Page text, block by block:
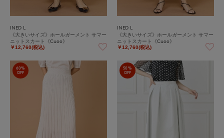
INED L
《大きいサイズ》ホールガーメント サマー
ニットスカート《Cuoo》
￥12,760(税込)
INED L
《大きいサイズ》ホールガーメント サマー
ニットスカート《Cuoo》
￥12,760(税込)
60%
OFF
50%
OFF